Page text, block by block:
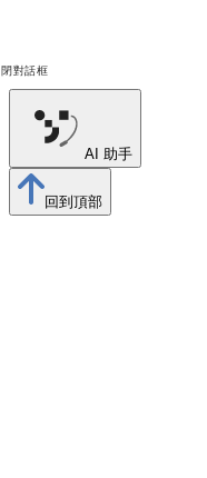
對話框
AI 助手
回到頂部